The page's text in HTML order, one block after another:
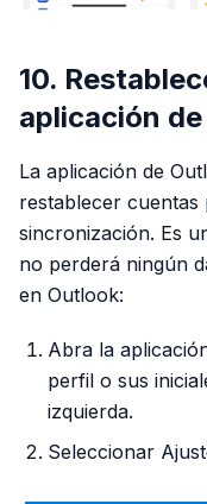
10.
aplicación
La aplicación de
restablecer
sincronización. Es
no perderá ningún
en Outlook:
Abra la
perfil o sus
izquierda.
Seleccionar